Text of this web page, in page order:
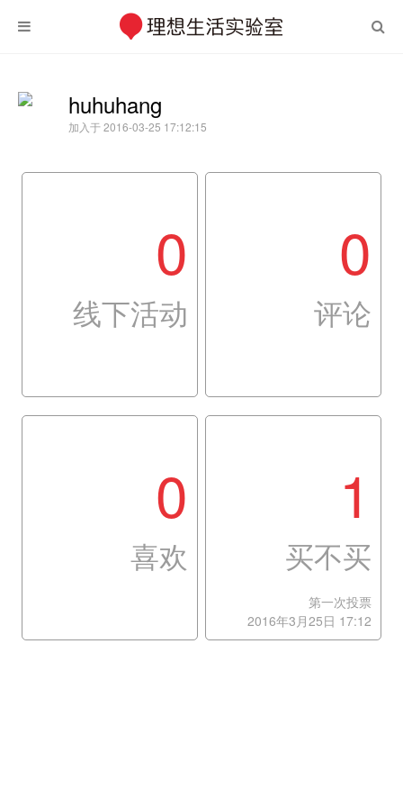
huhuhang
加入于 2016-03-25 17:12:15
0
线下活动
0
评论
0
喜欢
1
买不买
第一次投票
2016年3月25日 17:12